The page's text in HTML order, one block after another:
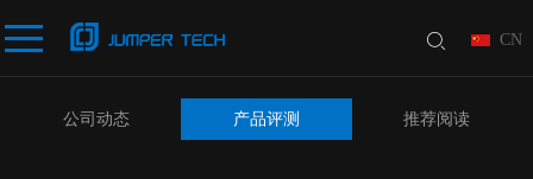
CN
公司动态 产品评测 推荐阅读